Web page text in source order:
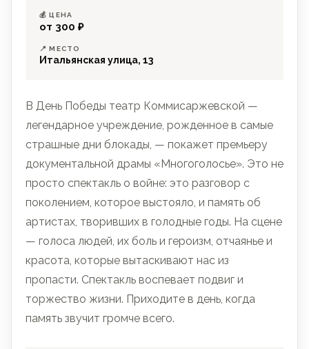
💰 ЦЕНА
от 300 ₽
📍 МЕСТО
Итальянская улица, 13
В День Победы театр Коммисаржевской —
легендарное учреждение, рожденное в самые
страшные дни блокады, — покажет премьеру
документальной драмы «Многоголосье». Это не
просто спектакль о войне: это разговор с
поколением, которое выстояло, и память об
артистах, творивших в голодные годы. На сцене
— голоса людей, их боль и героизм, отчаянье и
красота, которые вытаскивают нас из
пропасти. Спектакль воспевает подвиг и
торжество жизни. Приходите в день, когда
память звучит громче всего.